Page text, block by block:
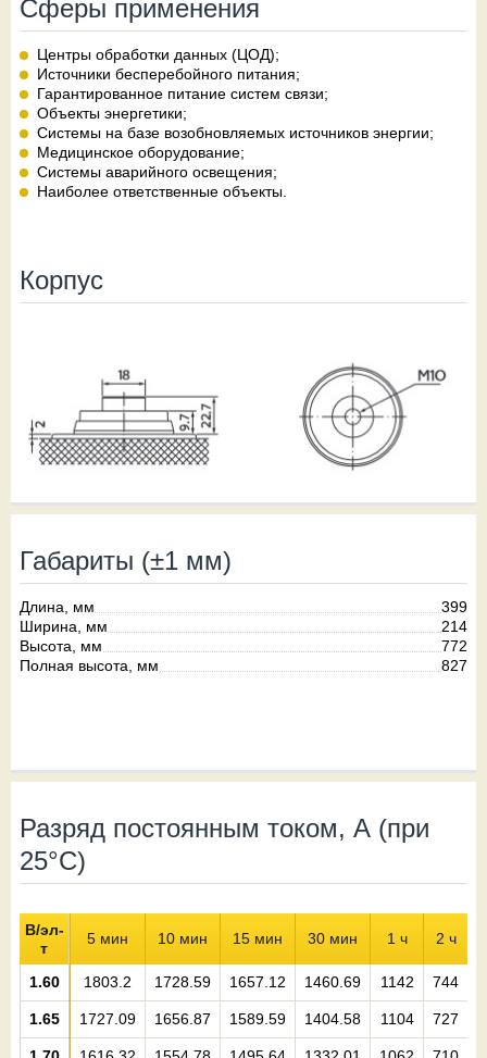
Сферы применения
Центры обработки данных (ЦОД);
Источники бесперебойного питания;
Гарантированное питание систем связи;
Объекты энергетики;
Системы на базе возобновляемых источников энергии;
Медицинское оборудование;
Системы аварийного освещения;
Наиболее ответственные объекты.
Корпус
Габариты (±1 мм)
Длина, мм
399
Ширина, мм
214
Высота, мм
772
Полная высота, мм
827
Разряд постоянным током, А (при
25°С)
В/эл-
т
5 мин 10 мин 15 мин 30 мин 1 ч 2 ч
1.60 1803.2 1728.59 1657.12 1460.69 1142 744
1.65 1727.09 1656.87 1589.59 1404.58 1104 727